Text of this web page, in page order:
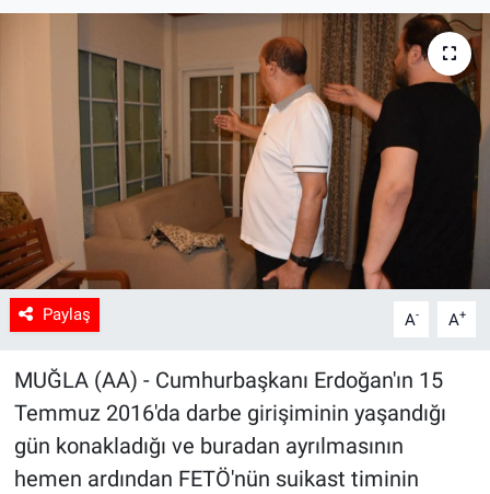
Paylaş A- A+
MUĞLA (AA) - Cumhurbaşkanı Erdoğan'ın 15
Temmuz 2016'da darbe girişiminin yaşandığı
gün konakladığı ve buradan ayrılmasının
hemen ardından FETÖ'nün suikast timinin
Yaşam
Tarım